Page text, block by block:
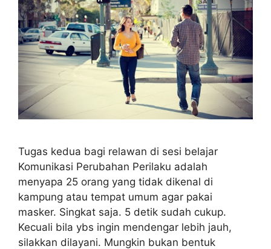
Tugas kedua bagi relawan di sesi belajar
Komunikasi Perubahan Perilaku adalah
menyapa 25 orang yang tidak dikenal di
kampung atau tempat umum agar pakai
masker. Singkat saja. 5 detik sudah cukup.
Kecuali bila ybs ingin mendengar lebih jauh,
silakkan dilayani. Mungkin bukan bentuk